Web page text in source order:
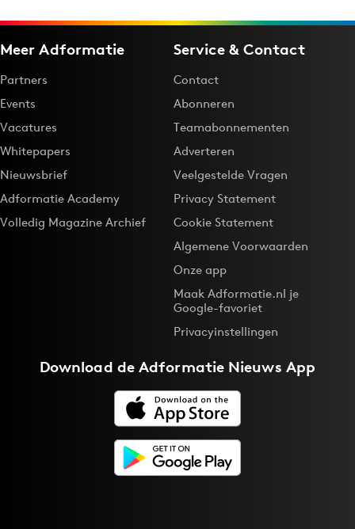
Meer Adformatie
Partners
Events
Vacatures
Whitepapers
Nieuwsbrief
Adformatie Academy
Volledig Magazine Archief
Service & Contact
Contact
Abonneren
Teamabonnementen
Adverteren
Veelgestelde Vragen
Privacy Statement
Cookie Statement
Algemene Voorwaarden
Onze app
Maak Adformatie.nl je
Google-favoriet
Privacyinstellingen
Download deAdformatie Nieuws App